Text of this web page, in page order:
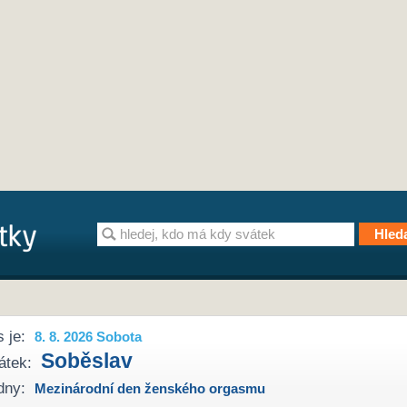
je: 8. 8. 2026 Sobota
Soběslav
Mezinárodní den ženského orgasmu